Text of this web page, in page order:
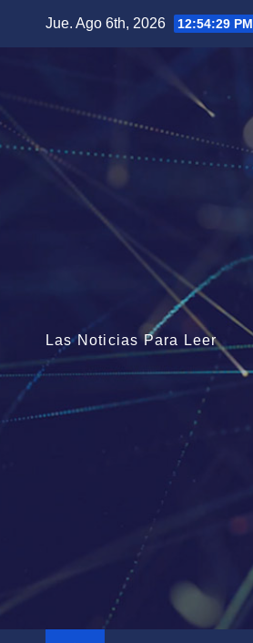
Jue. Ago 6th, 2026 12:54:31 PM
Las Noticias Para Leer